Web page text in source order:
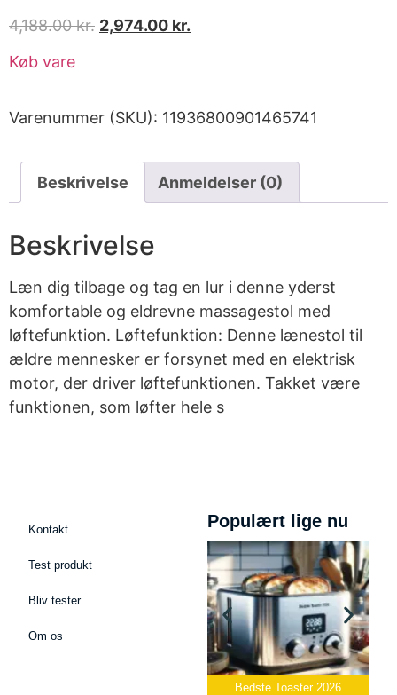
4,188.00kr. 2,974.00 kr.
Køb vare
Varenummer (SKU): 11936800901465741
Beskrivelse Anmeldelser (0)
Beskrivelse
Læn dig tilbage og tag en lur i denne yderst
komfortable og eldrevne massagestol med
løftefunktion. Løftefunktion: Denne lænestol til
ældre mennesker er forsynet med en elektrisk
motor, der driver løftefunktionen. Takket være
funktionen, som løfter hele s
Kontakt
Test produkt
Bliv tester
Om os
Populært lige nu
Bedste Toaster 2026